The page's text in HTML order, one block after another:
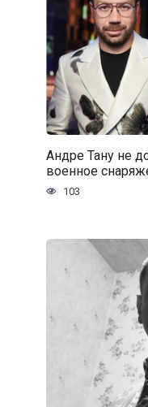
Андре Тану не
военное
103